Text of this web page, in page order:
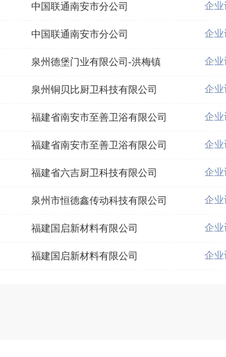
中国联通南安市分公司 企业
中国联通南安市分公司 企业
泉州德堡门业有限公司-洪梅镇 企业
泉州铜贝比厨卫科技有限公司 企业
福建省南安市至善卫浴有限公司 企业
福建省南安市至善卫浴有限公司 企业
福建省六吉厨卫科技有限公司 企业
泉州市恒德鑫传动科技有限公司 企业
福建国启新材料有限公司 企业
福建国启新材料有限公司 企业